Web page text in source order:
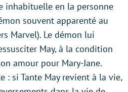
inhabituelle en la personne
souvent apparenté au
Marvel). Le démon lui
May, à la condition
amour pour Mary-Jane.
: si Tante May revient à la vie,